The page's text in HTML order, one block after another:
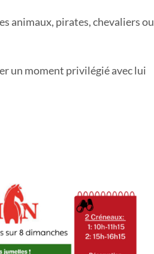
animaux, pirates, chevaliers ou
un moment privilégié avec lui